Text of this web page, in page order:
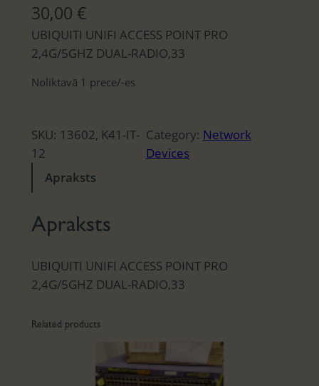
30,00 €
UBIQUITI UNIFI ACCESS POINT PRO
2,4G/5GHZ DUAL-RADIO,33
Noliktavā 1 prece/-es
SKU: 13602, K41-IT-
12
Category: Network
Devices
Apraksts
Apraksts
UBIQUITI UNIFI ACCESS POINT PRO
2,4G/5GHZ DUAL-RADIO,33
Related products